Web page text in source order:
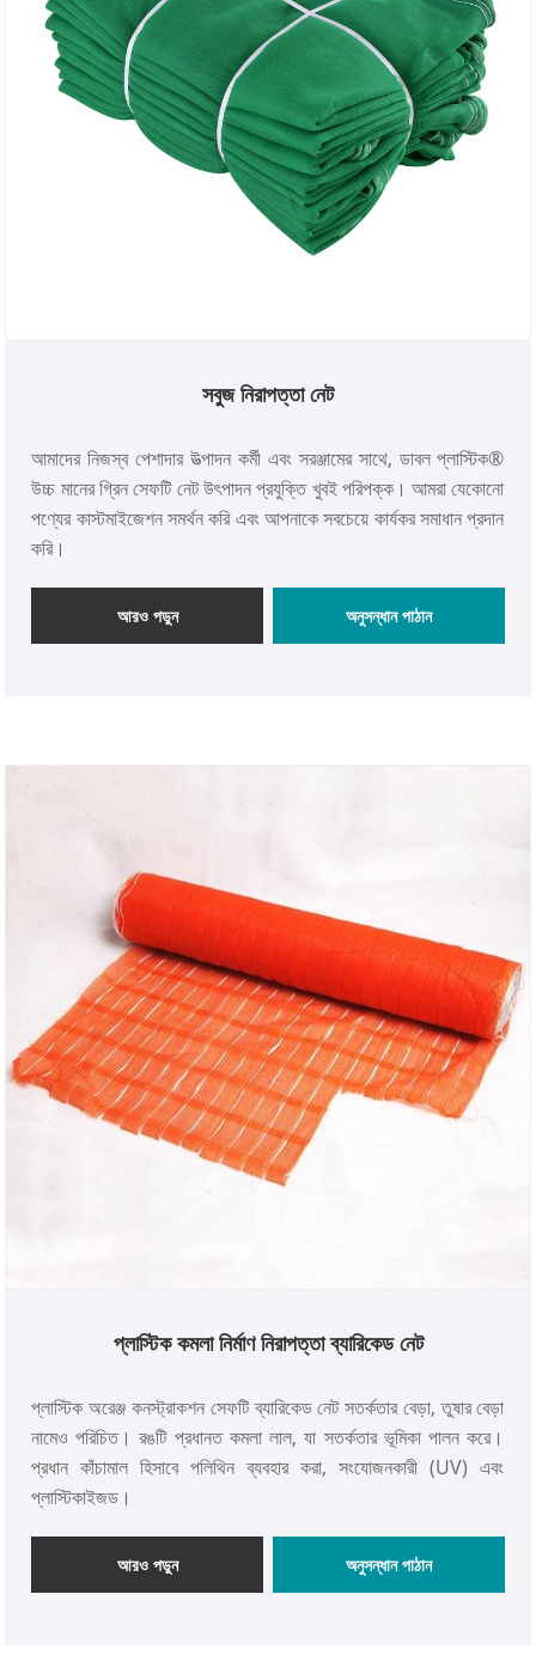
সবুজ নিরাপত্তা নেট
আমাদের নিজস্ব পেশাদার উত্পাদন কর্মী এবং সরঞ্জামের সাথে, ডাবল প্লাস্টিক®
উচ্চ মানের গ্রিন সেফটি নেট উৎপাদন প্রযুক্তি খুবই পরিপক্ক। আমরা যেকোনো
পণ্যের কাস্টমাইজেশন সমর্থন করি এবং আপনাকে সবচেয়ে কার্যকর সমাধান প্রদান
করি।
আরও পড়ুন অনুসন্ধান পাঠান
প্লাস্টিক কমলা নির্মাণ নিরাপত্তা ব্যারিকেড নেট
প্লাস্টিক অরেঞ্জ কনস্ট্রাকশন সেফটি ব্যারিকেড নেট সতর্কতার বেড়া, তুষার বেড়া
নামেও পরিচিত। রঙটি প্রধানত কমলা লাল, যা সতর্কতার ভূমিকা পালন করে।
প্রধান কাঁচামাল হিসাবে পলিথিন ব্যবহার করা, সংযোজনকারী (UV) এবং
প্লাস্টিকাইজড।
আরও পড়ুন অনুসন্ধান পাঠান